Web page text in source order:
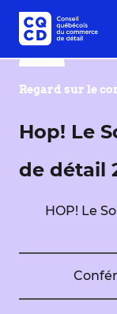
Regard sur le
Hop! Le
de détail
HOP! Le